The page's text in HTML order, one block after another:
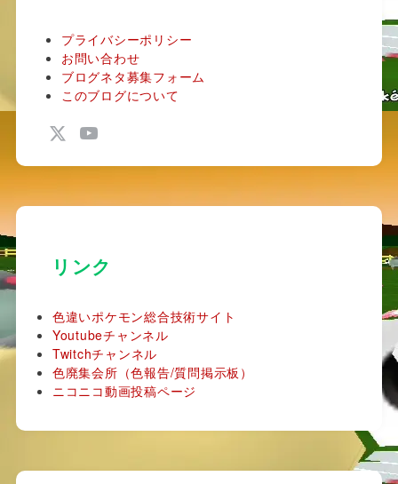
プライバシーポリシー
お問い合わせ
ブログネタ募集フォーム
このブログについて
リンク
色違いポケモン総合技術サイト
Youtubeチャンネル
Twitchチャンネル
色廃集会所（色報告/質問掲示板）
ニコニコ動画投稿ページ